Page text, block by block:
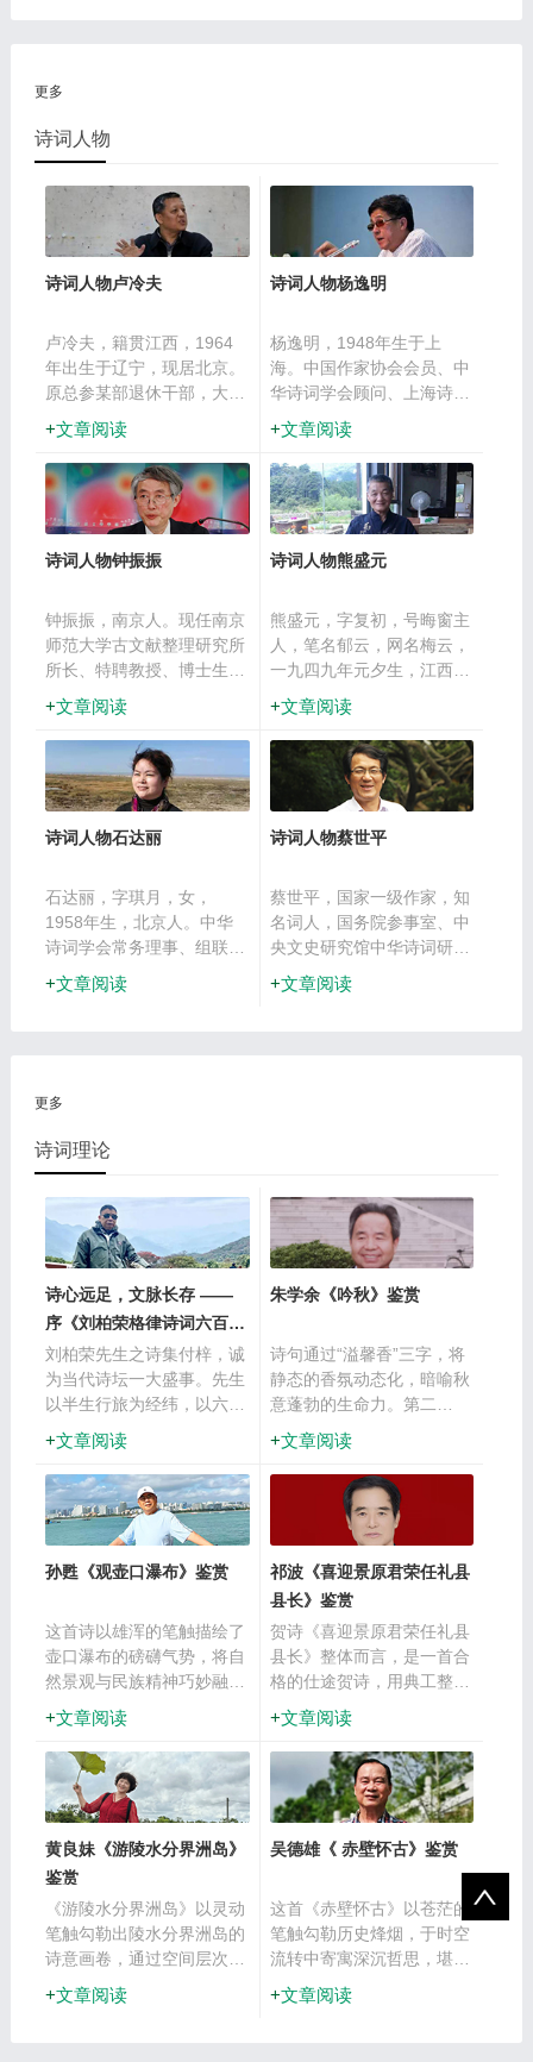
获一等奖。
更多
诗词人物
诗词人物卢冷夫
卢冷夫，籍贯江西，1964
年出生于辽宁，现居北京。
原总参某部退休干部，大校
军衔。现为《中华诗词》编
辑部主任，解放军红叶诗社
副社长、《红叶》执行主
编。
文章阅读
诗词人物杨逸明
杨逸明，1948年生于上
海。中国作家协会会员、中
华诗词学会顾问、上海诗词
学会顾问、《小楼听雨》诗
词平台顾问，已出版《飞瀑
集》《晚风集》《新风集》
《古韵新风》《路石集》
《当代诗词百首点评》等。
文章阅读
诗词人物钟振振
钟振振，南京人。现任南京
师范大学古文献整理研究所
所长、特聘教授、博士生导
师。兼任国家留学基金
委“外国学者中华文化研究
奖学金”指导教授，中国韵
文学会会长，全球汉诗总会
副会长，中华诗词学会顾
顾问，中央电视台“诗词大
津讲坛特聘教授等。
文章阅读
诗词人物熊盛元
熊盛元，字复初，号晦窗主
人，笔名郁云，网名梅云，
一九四九年元夕生，江西剑
邑人。江右诗社社长，江西
省诗词学会副会长。师从毗
陵吕小薇先生学诗古文辞。
著有《静安词探微》《晦窗
吟稿》《晦窗诗话》《二十
词卷）等。
文章阅读
诗词人物石达丽
石达丽，字琪月，女，
1958年生，北京人。中华
诗词学会常务理事、组联部
副主任，中国楹联学会会
员、书艺委委员。
文章阅读
诗词人物蔡世平
蔡世平，国家一级作家，知
名词人，国务院参事室、中
央文史研究馆中华诗词研究
院首任常务副院长。《诗词
世界》杂志社顾问。
文章阅读
更多
诗词理论
诗心远足，文脉长存 ――
序《刘柏荣格律诗词六百
首》
刘柏荣先生之诗集付梓，诚
为当代诗坛一大盛事。先生
以半生行旅为经纬，以六百
首诗词为心印，其作既承古
典之韵，又显时代之魂，恰
如一道清流，在当代文脉中
蜿蜒流淌。今应先生之托，
为序以彰其志。
文章阅读
朱学余《吟秋》鉴赏
诗句通过“溢馨香”三字，将
静态的香氛动态化，暗喻秋
意蓬勃的生命力。第二
句“喜鹊晨曦问声长”，巧妙
融合视觉与听觉：喜鹊啼鸣
在破晓时分，寓意吉祥与生
机，其“问声长”拟人手法，
让自然景象与人类情感悄然
雀作为季节信使的意象。
文章阅读
孙甦《观壶口瀑布》鉴赏
这首诗以雄浑的笔触描绘了
壶口瀑布的磅礴气势，将自
然景观与民族精神巧妙融
合，展现出黄河的壮美与魂
魄。
文章阅读
祁波《喜迎景原君荣任礼县
县长》鉴赏
贺诗《喜迎景原君荣任礼县
县长》整体而言，是一首合
格的仕途贺诗，用典工整且
情感真挚。
文章阅读
黄良妹《游陵水分界洲岛》
鉴赏
《游陵水分界洲岛》以灵动
笔触勾勒出陵水分界洲岛的
诗意画卷，通过空间层次、
动静相生与人文意境的交
融，展现了海岛特有的超然
文章阅读
吴德雄《 赤壁怀古》鉴赏
这首《赤壁怀古》以苍茫的
笔触勾勒历史烽烟，于时空
流转中寄寓深沉哲思，堪称
怀古诗中的精粹之作。此诗
如一幅水墨长卷，于残戟芦
文章阅读